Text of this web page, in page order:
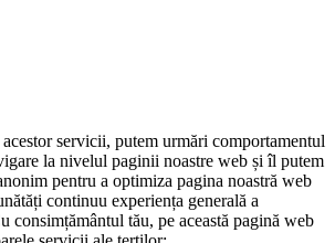
acestor servicii, putem urmări comportamentul
la nivelul paginii noastre web și îl putem
pentru a optimiza pagina noastră web
continuu experiența generală a
consimțământul tău, pe această pagină web